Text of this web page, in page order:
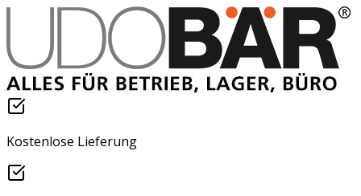
Kostenlose Lieferung